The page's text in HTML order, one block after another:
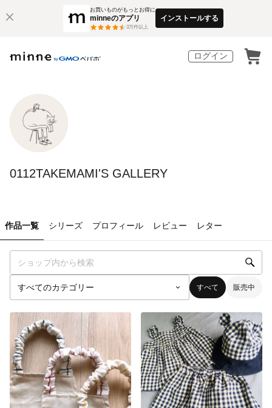
お買いものがもっとお得に
minneのアプリ
3万件以上
インストールする
ログイン
0112TAKEMAMI'S GALLERY
作品一覧 シリーズ プロフィール レビュー レター
すべて 販売中